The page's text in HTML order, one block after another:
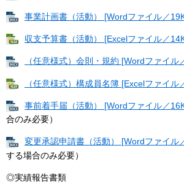
事業計画書（活動） [Wordファイル／
収支予算書（活動） [Excelファイル／
（任意様式）会則・規約 [Wordファイル
（任意様式）構成員名簿 [Excelファイル
事前着手届（活動） [Wordファイル／
合のみ必要）​
変更承認申請書（活動） [Wordファイル
する場合のみ必要）​
◎実績報告書類